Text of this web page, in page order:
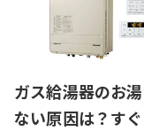
ガス給湯器のお
ない原因は？す